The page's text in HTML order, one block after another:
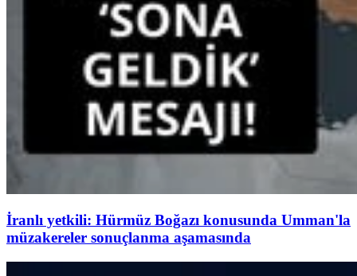
İranlı yetkili: Hürmüz Boğazı konusunda Umman'la
müzakereler sonuçlanma aşamasında